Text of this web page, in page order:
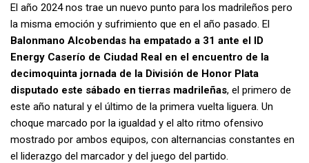
El año 2024 nos trae un nuevo punto para los madrileños pero
la misma emoción y sufrimiento que en el año pasado. El
Balonmano Alcobendas ha empatado a 31 ante el ID
Energy Caserío de Ciudad Real en el encuentro de la
decimoquinta jornada de la División de Honor Plata
disputado este sábado en tierras madrileñas, el primero de
este año natural y el último de la primera vuelta liguera. Un
choque marcado por la igualdad y el alto ritmo ofensivo
mostrado por ambos equipos, con alternancias constantes en
el liderazgo del marcador y del juego del partido.